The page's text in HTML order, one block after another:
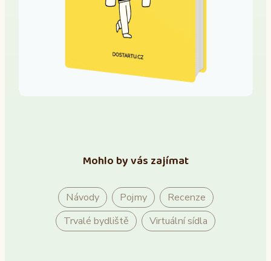
Mohlo by vás zajímat
Návody Pojmy
Recenze
Trvalé bydliště
Virtuální sídla